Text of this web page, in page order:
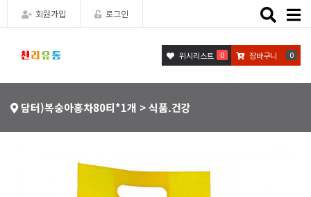
회원가입 로그인
Toggle
위시리스트 0 장바구니 0
담터)복숭아홍차80티*1개 > 식품.건강